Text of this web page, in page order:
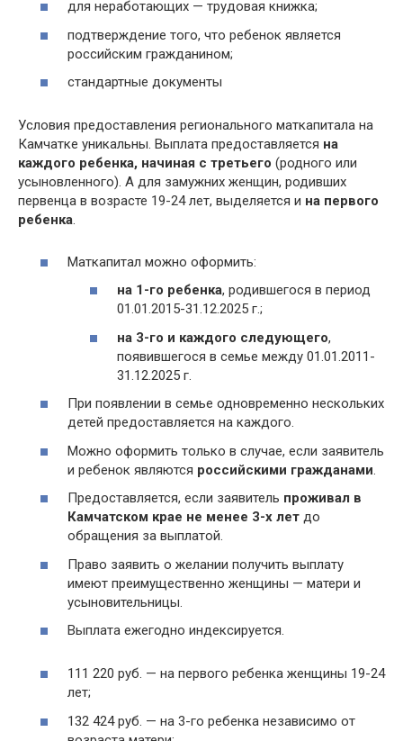
для неработающих — трудовая книжка;
подтверждение того, что ребенок является
российским гражданином;
стандартные документы
Условия предоставления регионального маткапитала на
Камчатке уникальны. Выплата предоставляется на
каждого ребенка, начиная с третьего (родного или
усыновленного). А для замужних женщин, родивших
первенца в возрасте 19-24 лет, выделяется и на первого
ребенка.
Маткапитал можно оформить:
на 1-го ребенка, родившегося в период
01.01.2015-31.12.2025 г.;
на 3-го и каждого следующего,
появившегося в семье между 01.01.2011-
31.12.2025 г.
При появлении в семье одновременно нескольких
детей предоставляется на каждого.
Можно оформить только в случае, если заявитель
и ребенок являются российскими гражданами.
Предоставляется, если заявитель проживал в
Камчатском крае не менее 3-х лет до
обращения за выплатой.
Право заявить о желании получить выплату
имеют преимущественно женщины — матери и
усыновительницы.
Выплата ежегодно индексируется.
111 220 руб. — на первого ребенка женщины 19-24
лет;
132 424 руб. — на 3-го ребенка независимо от